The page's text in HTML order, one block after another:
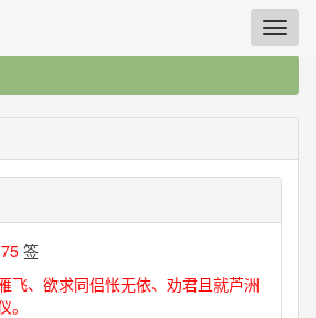
75 签
飞、欲求同侣怅无依、劝君且就芦洲